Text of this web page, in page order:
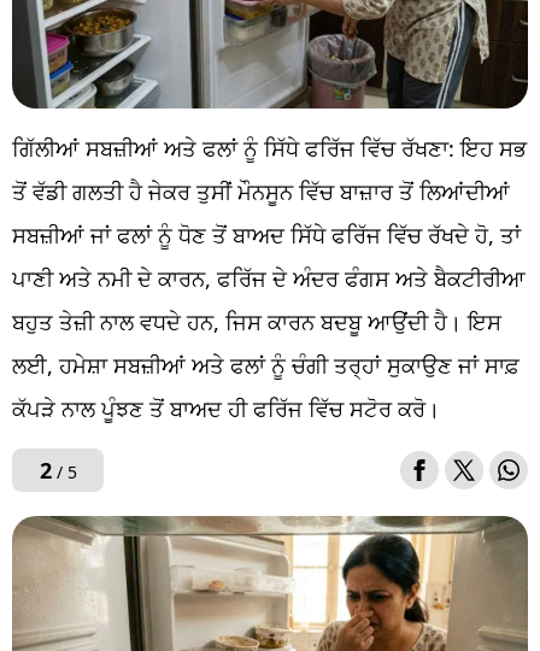
ਗਿੱਲੀਆਂ ਸਬਜ਼ੀਆਂ ਅਤੇ ਫਲਾਂ ਨੂੰ ਸਿੱਧੇ ਫਰਿੱਜ ਵਿੱਚ ਰੱਖਣਾ: ਇਹ ਸਭ
ਤੋਂ ਵੱਡੀ ਗਲਤੀ ਹੈ ਜੇਕਰ ਤੁਸੀਂ ਮੌਨਸੂਨ ਵਿੱਚ ਬਾਜ਼ਾਰ ਤੋਂ ਲਿਆਂਦੀਆਂ
ਸਬਜ਼ੀਆਂ ਜਾਂ ਫਲਾਂ ਨੂੰ ਧੋਣ ਤੋਂ ਬਾਅਦ ਸਿੱਧੇ ਫਰਿੱਜ ਵਿੱਚ ਰੱਖਦੇ ਹੋ, ਤਾਂ
ਪਾਣੀ ਅਤੇ ਨਮੀ ਦੇ ਕਾਰਨ, ਫਰਿੱਜ ਦੇ ਅੰਦਰ ਫੰਗਸ ਅਤੇ ਬੈਕਟੀਰੀਆ
ਬਹੁਤ ਤੇਜ਼ੀ ਨਾਲ ਵਧਦੇ ਹਨ, ਜਿਸ ਕਾਰਨ ਬਦਬੂ ਆਉਂਦੀ ਹੈ। ਇਸ
ਲਈ, ਹਮੇਸ਼ਾ ਸਬਜ਼ੀਆਂ ਅਤੇ ਫਲਾਂ ਨੂੰ ਚੰਗੀ ਤਰ੍ਹਾਂ ਸੁਕਾਉਣ ਜਾਂ ਸਾਫ਼
ਕੱਪੜੇ ਨਾਲ ਪੂੰਝਣ ਤੋਂ ਬਾਅਦ ਹੀ ਫਰਿੱਜ ਵਿੱਚ ਸਟੋਰ ਕਰੋ।
2/ 5